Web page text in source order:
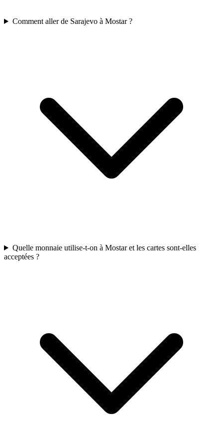
Comment aller de Sarajevo à Mostar ?
Quelle monnaie utilise-t-on à Mostar et les cartes sont-elles
acceptées ?